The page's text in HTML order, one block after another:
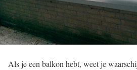
Als je een balkon hebt, weet je